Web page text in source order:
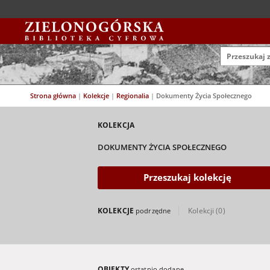
Strona główna | Kolekcje | Regionalia | Dokumenty Życia Społecznego
KOLEKCJA
DOKUMENTY ŻYCIA SPOŁECZNEGO
Przeszukaj kolekcję
KOLEKCJE podrzędne Kolekcji (0)